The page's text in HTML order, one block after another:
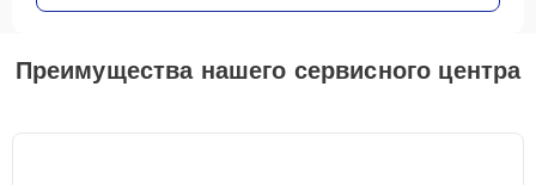
Преимущества нашего сервисного центра